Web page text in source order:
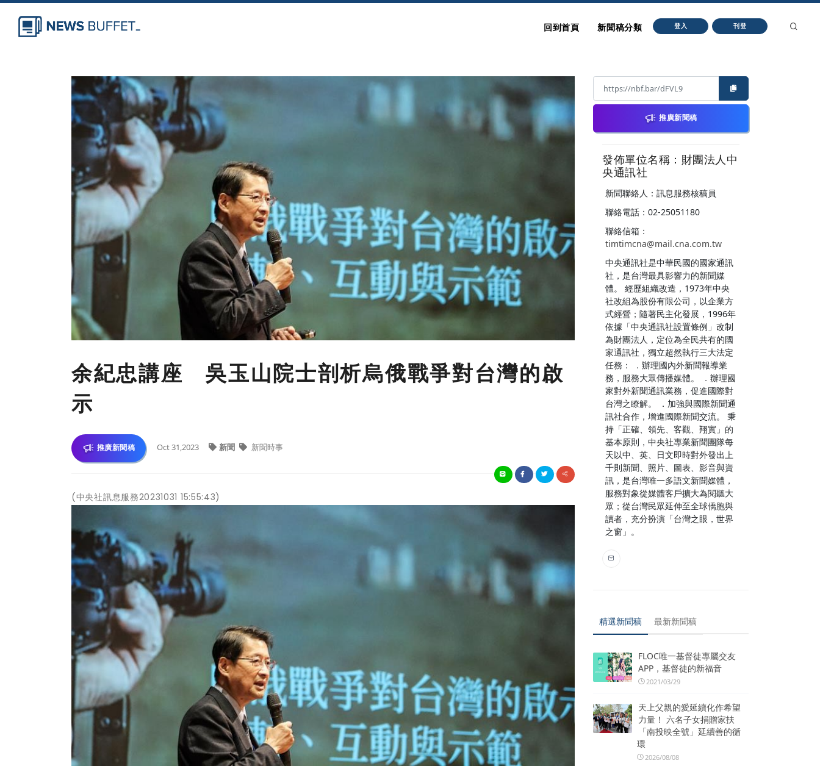
回到首頁 新聞稿分類 登入 刊登
余紀忠講座 吳玉山院士剖析烏俄戰爭對台灣的啟
示
推廣新聞稿 Oct 31,2023 新聞 新聞時事
(中央社訊息服務20231031 15:55:43)
推廣新聞稿
發佈單位名稱：財團法人中
央通訊社
新聞聯絡人：訊息服務核稿員
聯絡電話：02-25051180
聯絡信箱：
timtimcna@mail.cna.com.tw
中央通訊社是中華民國的國家通訊
社，是台灣最具影響力的新聞媒
體。 經歷組織改造，1973年中央
社改組為股份有限公司，以企業方
式經營；隨著民主化發展，1996年
依據「中央通訊社設置條例」改制
為財團法人，定位為全民共有的國
家通訊社，獨立超然執行三大法定
任務： ．辦理國內外新聞報導業
務，服務大眾傳播媒體。 ．辦理國
家對外新聞通訊業務，促進國際對
台灣之瞭解。 ．加強與國際新聞通
訊社合作，增進國際新聞交流。 秉
持「正確、領先、客觀、翔實」的
基本原則，中央社專業新聞團隊每
天以中、英、日文即時對外發出上
千則新聞、照片、圖表、影音與資
訊，是台灣唯一多語文新聞媒體，
服務對象從媒體客戶擴大為閱聽大
眾；從台灣民眾延伸至全球僑胞與
讀者，充分扮演「台灣之眼，世界
之窗」。
精選新聞稿 最新新聞稿
FLOC唯一基督徒專屬交友
APP，基督徒的新福音
2021/03/29
天上父親的愛延續化作希望
力量！ 六名子女捐贈家扶
「南投映全號」延續善的循
環
2026/08/08